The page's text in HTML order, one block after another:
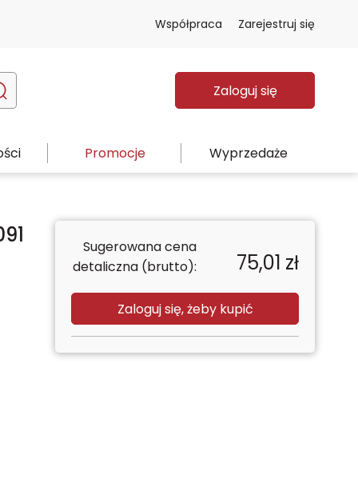
Współpraca Zarejestruj się
Zaloguj się
Promocje Wyprzedaże
Sugerowana cena
detaliczna (brutto):
75,01 zł
Zaloguj się, żeby kupić